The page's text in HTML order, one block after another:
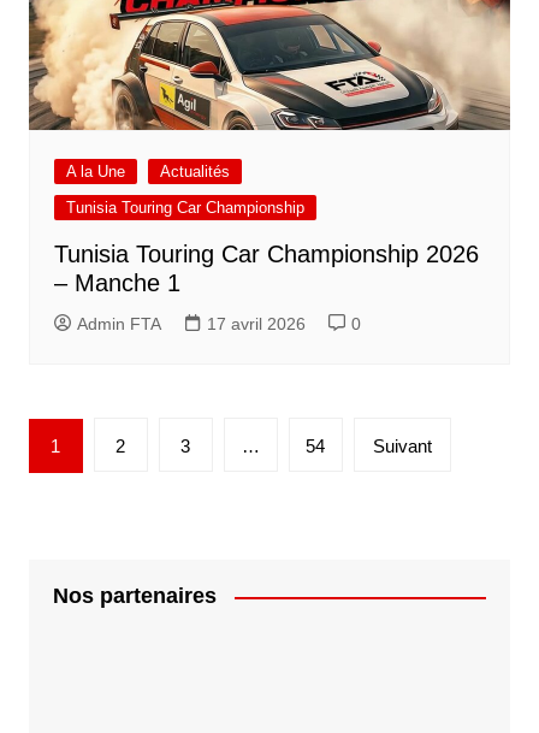
A la Une
Actualités
Tunisia Touring Car Championship
Tunisia Touring Car Championship 2026
– Manche 1
Admin FTA 17 avril 2026 0
Pagination
des
1 2 3 … 54 Suivant
Nos partenaires